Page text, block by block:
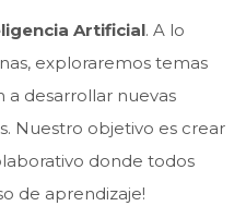
Artificial. A lo
exploraremos temas
a desarrollar nuevas
Nuestro objetivo es crear
donde todos
de aprendizaje!